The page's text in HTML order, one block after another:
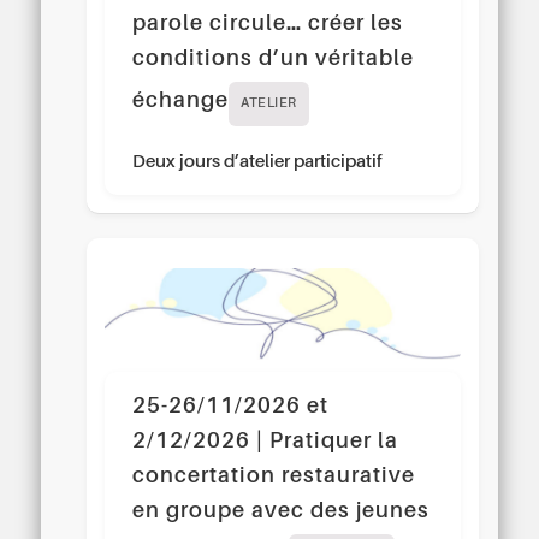
parole circule… créer les
conditions d’un véritable
échange
ATELIER
Deux jours d’atelier participatif
25-26/11/2026 et
2/12/2026 | Pratiquer la
concertation restaurative
en groupe avec des jeunes